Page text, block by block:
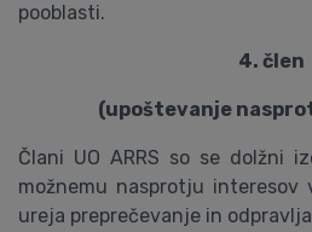
pooblasti.
4. člen
(upoštevanje
Člani UO ARRS so se dolžni
možnemu nasprotju interesov
ureja preprečevanje in